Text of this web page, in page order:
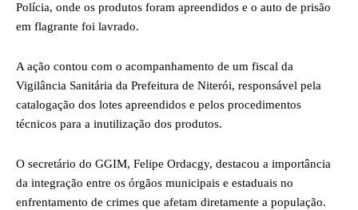
Polícia, onde os produtos foram apreendidos e o auto de prisão
em flagrante foi lavrado.
A ação contou com o acompanhamento de um fiscal da
Vigilância Sanitária da Prefeitura de Niterói, responsável pela
catalogação dos lotes apreendidos e pelos procedimentos
técnicos para a inutilização dos produtos.
O secretário do GGIM, Felipe Ordacgy, destacou a importância
da integração entre os órgãos municipais e estaduais no
enfrentamento de crimes que afetam diretamente a população.